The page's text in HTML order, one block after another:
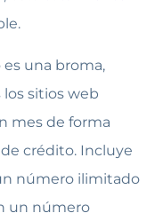
una broma,
sitios web
mes de forma
crédito. Incluye
número ilimitado
un número